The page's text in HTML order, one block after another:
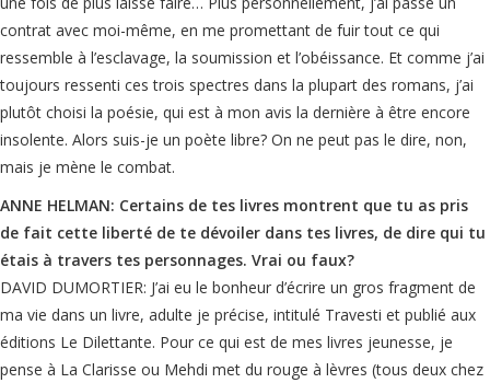
contrat avec moi-même, en me promettant de fuir tout ce qui
ressemble à l’esclavage, la soumission et l’obéissance. Et comme j’ai
toujours ressenti ces trois spectres dans la plupart des romans, j’ai
plutôt choisi la poésie, qui est à mon avis la dernière à être encore
insolente. Alors suis-je un poète libre? On ne peut pas le dire, non,
mais je mène le combat.
ANNE HELMAN: Certains de tes livres montrent que tu as pris
de fait cette liberté de te dévoiler dans tes livres, de dire qui tu
étais à travers tes personnages. Vrai ou faux?
DAVID DUMORTIER: J’ai eu le bonheur d’écrire un gros fragment de
ma vie dans un livre, adulte je précise, intitulé Travesti et publié aux
éditions Le Dilettante. Pour ce qui est de mes livres jeunesse, je
pense à La Clarisse ou Mehdi met du rouge à lèvres (tous deux chez